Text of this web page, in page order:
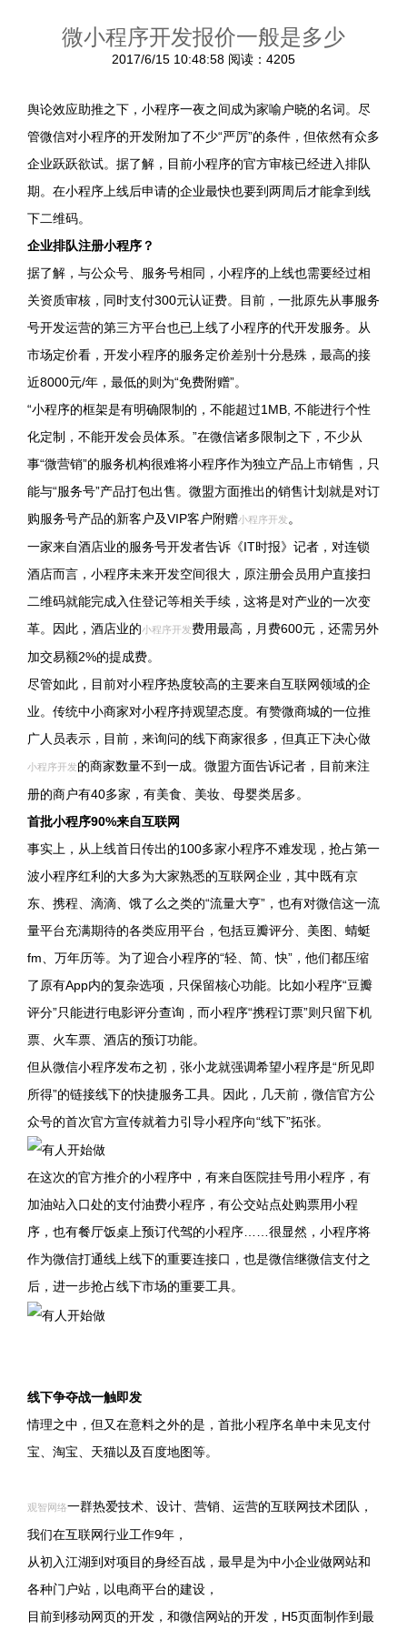
微小程序开发报价一般是多少
2017/6/15 10:48:58 阅读：4205
舆论效应助推之下，小程序一夜之间成为家喻户晓的名词。尽
管微信对小程序的开发附加了不少“严厉”的条件，但依然有众多
企业跃跃欲试。据了解，目前小程序的官方审核已经进入排队
期。在小程序上线后申请的企业最快也要到两周后才能拿到线
下二维码。
企业排队注册小程序？
据了解，与公众号、服务号相同，小程序的上线也需要经过相
关资质审核，同时支付300元认证费。目前，一批原先从事服务
号开发运营的第三方平台也已上线了小程序的代开发服务。从
市场定价看，开发小程序的服务定价差别十分悬殊，最高的接
近8000元/年，最低的则为“免费附赠”。
“小程序的框架是有明确限制的，不能超过1MB, 不能进行个性
化定制，不能开发会员体系。”在微信诸多限制之下，不少从
事“微营销”的服务机构很难将小程序作为独立产品上市销售，只
能与“服务号”产品打包出售。微盟方面推出的销售计划就是对订
购服务号产品的新客户及VIP客户附赠小程序开发。
一家来自酒店业的服务号开发者告诉《IT时报》记者，对连锁
酒店而言，小程序未来开发空间很大，原注册会员用户直接扫
二维码就能完成入住登记等相关手续，这将是对产业的一次变
革。因此，酒店业的小程序开发费用最高，月费600元，还需另外
加交易额2%的提成费。
尽管如此，目前对小程序热度较高的主要来自互联网领域的企
业。传统中小商家对小程序持观望态度。有赞微商城的一位推
广人员表示，目前，来询问的线下商家很多，但真正下决心做
小程序开发的商家数量不到一成。微盟方面告诉记者，目前来注
册的商户有40多家，有美食、美妆、母婴类居多。
首批小程序90%来自互联网
事实上，从上线首日传出的100多家小程序不难发现，抢占第一
波小程序红利的大多为大家熟悉的互联网企业，其中既有京
东、携程、滴滴、饿了么之类的“流量大亨”，也有对微信这一流
量平台充满期待的各类应用平台，包括豆瓣评分、美图、蜻蜓
fm、万年历等。为了迎合小程序的“轻、简、快”，他们都压缩
了原有App内的复杂选项，只保留核心功能。比如小程序“豆瓣
评分”只能进行电影评分查询，而小程序“携程订票”则只留下机
票、火车票、酒店的预订功能。
但从微信小程序发布之初，张小龙就强调希望小程序是“所见即
所得”的链接线下的快捷服务工具。因此，几天前，微信官方公
众号的首次官方宣传就着力引导小程序向“线下”拓张。
在这次的官方推介的小程序中，有来自医院挂号用小程序，有
加油站入口处的支付油费小程序，有公交站点处购票用小程
序，也有餐厅饭桌上预订代驾的小程序……很显然，小程序将
作为微信打通线上线下的重要连接口，也是微信继微信支付之
后，进一步抢占线下市场的重要工具。
线下争夺战一触即发
情理之中，但又在意料之外的是，首批小程序名单中未见支付
宝、淘宝、天猫以及百度地图等。
观智网络一群热爱技术、设计、营销、运营的互联网技术团队，
我们在互联网行业工作9年，
从初入江湖到对项目的身经百战，最早是为中小企业做网站和
各种门户站，以电商平台的建设，
目前到移动网页的开发，和微信网站的开发，H5页面制作到最